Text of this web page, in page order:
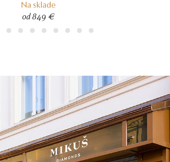
Na sklade
od 849 €
3 4 5 6 7 8 9 10